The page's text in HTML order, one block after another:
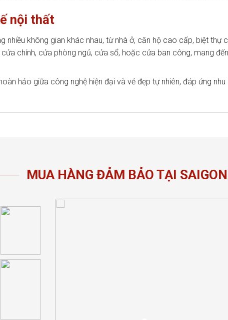
nội thất
nhiều không gian khác nhau, từ nhà ở, căn hộ cao cấp, biệt
chính, cửa phòng ngủ, cửa sổ, hoặc cửa ban công, mang
hảo giữa công nghệ hiện đại và vẻ đẹp tự nhiên, đáp ứng
MUA HÀNG ĐẢM BẢO TẠI